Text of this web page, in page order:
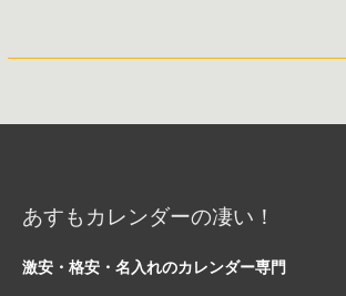
あすもカレンダーの凄い！
激安・格安・名入れのカレンダー専門